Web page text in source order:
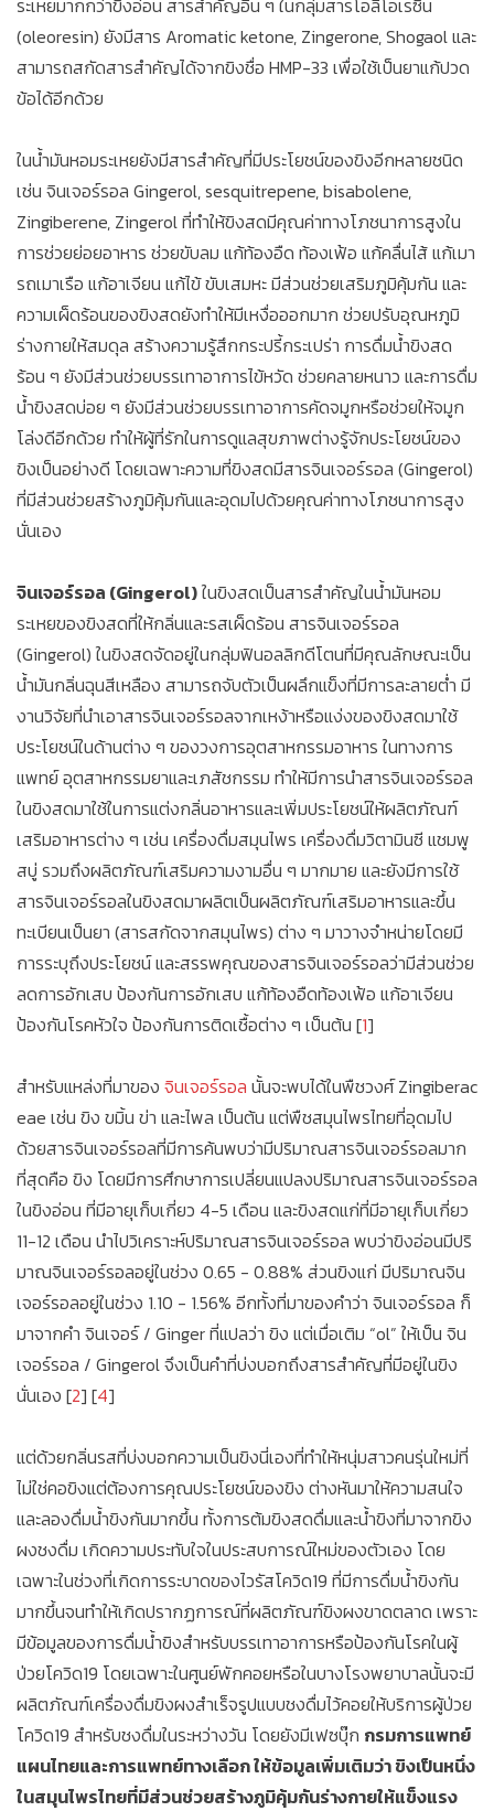
ระเหยมากกว่าขิงอ่อน สารสำคัญอื่น ๆ ในกลุ่มสารโอลีโอเรซิน
(oleoresin) ยังมีสาร Aromatic ketone, Zingerone, Shogaol และ
สามารถสกัดสารสำคัญได้จากขิงชื่อ HMP-33 เพื่อใช้เป็นยาแก้ปวด
ข้อได้อีกด้วย
ในน้ำมันหอมระเหยยังมีสารสำคัญที่มีประโยชน์ของขิงอีกหลายชนิด
เช่น จินเจอร์รอล Gingerol, sesquitrepene, bisabolene,
Zingiberene, Zingerol ที่ทำให้ขิงสดมีคุณค่าทางโภชนาการสูงใน
การช่วยย่อยอาหาร ช่วยขับลม แก้ท้องอืด ท้องเฟ้อ แก้คลื่นไส้ แก้เมา
รถเมาเรือ แก้อาเจียน แก้ไข้ ขับเสมหะ มีส่วนช่วยเสริมภูมิคุ้มกัน และ
ความเผ็ดร้อนของขิงสดยังทำให้มีเหงื่อออกมาก ช่วยปรับอุณหภูมิ
ร่างกายให้สมดุล สร้างความรู้สึกกระปรี้กระเปร่า การดื่มน้ำขิงสด
ร้อน ๆ ยังมีส่วนช่วยบรรเทาอาการไข้หวัด ช่วยคลายหนาว และการดื่ม
น้ำขิงสดบ่อย ๆ ยังมีส่วนช่วยบรรเทาอาการคัดจมูกหรือช่วยให้จมูก
โล่งดีอีกด้วย ทำให้ผู้ที่รักในการดูแลสุขภาพต่างรู้จักประโยชน์ของ
ขิงเป็นอย่างดี โดยเฉพาะความที่ขิงสดมีสารจินเจอร์รอล (Gingerol)
ที่มีส่วนช่วยสร้างภูมิคุ้มกันและอุดมไปด้วยคุณค่าทางโภชนาการสูง
นั่นเอง
จินเจอร์รอล (Gingerol)ในขิงสดเป็นสารสำคัญในน้ำมันหอม
ระเหยของขิงสดที่ให้กลิ่นและรสเผ็ดร้อน สารจินเจอร์รอล
(Gingerol) ในขิงสดจัดอยู่ในกลุ่มฟินอลลิกดีโตนที่มีคุณลักษณะเป็น
น้ำมันกลิ่นฉุนสีเหลือง สามารถจับตัวเป็นผลึกแข็งที่มีการละลายต่ำ มี
งานวิจัยที่นำเอาสารจินเจอร์รอลจากเหง้าหรือแง่งของขิงสดมาใช้
ประโยชน์ในด้านต่าง ๆ ของวงการอุตสาหกรรมอาหาร ในทางการ
แพทย์ อุตสาหกรรมยาและเภสัชกรรม ทำให้มีการนำสารจินเจอร์รอล
ในขิงสดมาใช้ในการแต่งกลิ่นอาหารและเพิ่มประโยชน์ให้ผลิตภัณฑ์
เสริมอาหารต่าง ๆ เช่น เครื่องดื่มสมุนไพร เครื่องดื่มวิตามินซี แชมพู
สบู่ รวมถึงผลิตภัณฑ์เสริมความงามอื่น ๆ มากมาย และยังมีการใช้
สารจินเจอร์รอลในขิงสดมาผลิตเป็นผลิตภัณฑ์เสริมอาหารและขึ้น
ทะเบียนเป็นยา (สารสกัดจากสมุนไพร) ต่าง ๆ มาวางจำหน่ายโดยมี
การระบุถึงประโยชน์ และสรรพคุณของสารจินเจอร์รอลว่ามีส่วนช่วย
ลดการอักเสบ ป้องกันการอักเสบ แก้ท้องอืดท้องเฟ้อ แก้อาเจียน
ป้องกันโรคหัวใจ ป้องกันการติดเชื้อต่าง ๆ เป็นต้น [1]
สำหรับแหล่งที่มาของ จินเจอร์รอล นั้นจะพบได้ในพืชวงศ์ Zingiberac
eae เช่น ขิง ขมิ้น ข่า และไพล เป็นต้น แต่พืชสมุนไพรไทยที่อุดมไป
ด้วยสารจินเจอร์รอลที่มีการค้นพบว่ามีปริมาณสารจินเจอร์รอลมาก
ที่สุดคือ ขิง โดยมีการศึกษาการเปลี่ยนแปลงปริมาณสารจินเจอร์รอล
ในขิงอ่อน ที่มีอายุเก็บเกี่ยว 4-5 เดือน และขิงสดแก่ที่มีอายุเก็บเกี่ยว
11-12 เดือน นำไปวิเคราะห์ปริมาณสารจินเจอร์รอล พบว่าขิงอ่อนมีปริ
มาณจินเจอร์รอลอยู่ในช่วง 0.65 - 0.88% ส่วนขิงแก่ มีปริมาณจิน
เจอร์รอลอยู่ในช่วง 1.10 - 1.56% อีกทั้งที่มาของคำว่า จินเจอร์รอล ก็
มาจากคำ จินเจอร์ / Ginger ที่แปลว่า ขิง แต่เมื่อเติม “ol” ให้เป็น จิน
เจอร์รอล / Gingerol จึงเป็นคำที่บ่งบอกถึงสารสำคัญที่มีอยู่ในขิง
นั่นเอง [2] [4]
แต่ด้วยกลิ่นรสที่บ่งบอกความเป็นขิงนี่เองที่ทำให้หนุ่มสาวคนรุ่นใหม่ที่
ไม่ใช่คอขิงแต่ต้องการคุณประโยชน์ของขิง ต่างหันมาให้ความสนใจ
และลองดื่มน้ำขิงกันมากขึ้น ทั้งการต้มขิงสดดื่มและน้ำขิงที่มาจากขิง
ผงชงดื่ม เกิดความประทับใจในประสบการณ์ใหม่ของตัวเอง โดย
เฉพาะในช่วงที่เกิดการระบาดของไวรัสโควิด19 ที่มีการดื่มน้ำขิงกัน
มากขึ้นจนทำให้เกิดปรากฏการณ์ที่ผลิตภัณฑ์ขิงผงขาดตลาด เพราะ
มีข้อมูลของการดื่มน้ำขิงสำหรับบรรเทาอาการหรือป้องกันโรคในผู้
ป่วยโควิด19 โดยเฉพาะในศูนย์พักคอยหรือในบางโรงพยาบาลนั้นจะมี
ผลิตภัณฑ์เครื่องดื่มขิงผงสำเร็จรูปแบบชงดื่มไว้คอยให้บริการผู้ป่วย
โควิด19 สำหรับชงดื่มในระหว่างวัน โดยยังมีเฟซบุ๊ก กรมการแพทย์
แผนไทยและการแพทย์ทางเลือก ให้ข้อมูลเพิ่มเติมว่า ขิงเป็นหนึ่ง
ในสมุนไพรไทยที่มีส่วนช่วยสร้างภูมิคุ้มกันร่างกายให้แข็งแรง